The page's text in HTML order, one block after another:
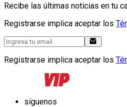
Recibe las últimas noticias en tu
Registrarse implica aceptar los
Registrarse implica aceptar los
síguenos